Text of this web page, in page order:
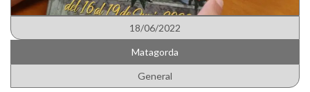
18/06/2022
Matagorda
General